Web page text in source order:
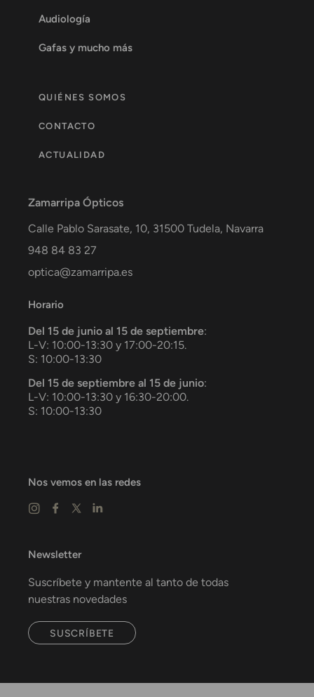
Audiología
Gafas y mucho más
QUIÉNES SOMOS
CONTACTO
ACTUALIDAD
Zamarripa Ópticos
Calle Pablo Sarasate, 10, 31500 Tudela, Navarra
948 84 83 27
optica@zamarripa.es
Horario
Del 15 de junio al 15 de septiembre:
L-V: 10:00-13:30 y 17:00-20:15.
S: 10:00-13:30
Del 15 de septiembre al 15 de junio:
L-V: 10:00-13:30 y 16:30-20:00.
S: 10:00-13:30
Nos vemos en las redes
Newsletter
Suscríbete y mantente al tanto de todas
nuestras novedades
SUSCRÍBETE